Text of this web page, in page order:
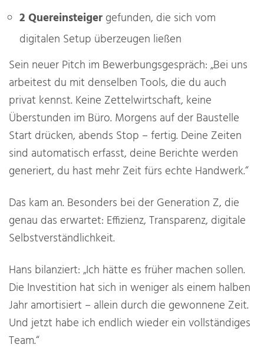
2 Quereinsteiger gefunden, die sich vom
digitalen Setup überzeugen ließen
Sein neuer Pitch im Bewerbungsgespräch: „Bei uns
arbeitest du mit denselben Tools, die du auch
privat kennst. Keine Zettelwirtschaft, keine
Überstunden im Büro. Morgens auf der Baustelle
Start drücken, abends Stop – fertig. Deine Zeiten
sind automatisch erfasst, deine Berichte werden
generiert, du hast mehr Zeit fürs echte Handwerk.“
Das kam an. Besonders bei der Generation Z, die
genau das erwartet: Effizienz, Transparenz, digitale
Selbstverständlichkeit.
Hans bilanziert: „Ich hätte es früher machen sollen.
Die Investition hat sich in weniger als einem halben
Jahr amortisiert – allein durch die gewonnene Zeit.
Und jetzt habe ich endlich wieder ein vollständiges
Team.“